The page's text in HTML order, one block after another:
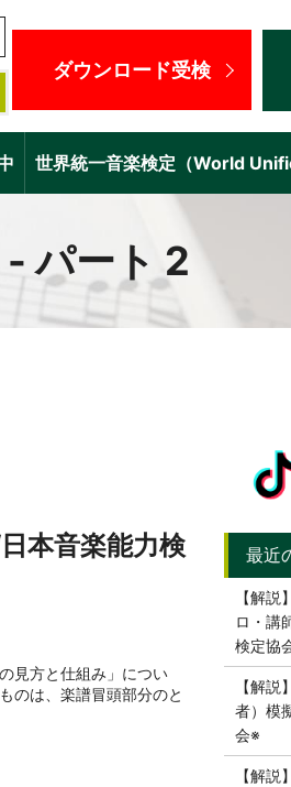
ダウンロード受検
世界統一音楽検定（World
パート 2
本音楽能力検
見方と仕組み」につい
のは、楽譜冒頭部分のと
【解
ロ・講
検定協
【解
者）模
会※
【解